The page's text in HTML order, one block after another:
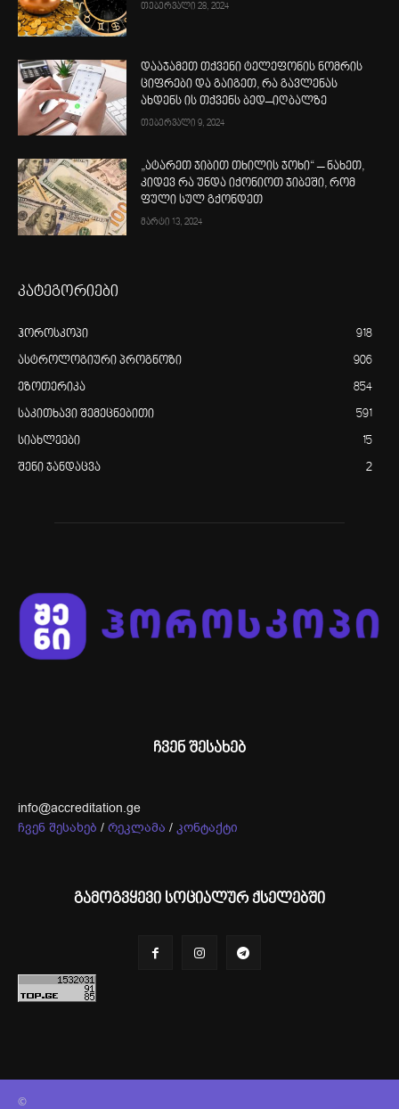
თებერვალი 28, 2024
დააჯამეთ თქვენი ტელეფონის ნომრის
ციფრები და გაიგეთ, რა გავლენას
ახდენს ის თქვენს ბედ–იღბალზე
თებერვალი 9, 2024
„ატარეთ ჯიბით თხილის ჯოხი“ – ნახეთ,
კიდევ რა უნდა იქონიოთ ჯიბეში, რომ
ფული სულ გქონდეთ
მარტი 13, 2024
კატეგორიები
ჰოროსკოპი 918
ასტროლოგიური პროგნოზი 906
ეზოთერიკა 854
საკითხავი შემეცნებითი 591
სიახლეები 15
შენი ჯანდაცვა 2
ჩვენ შესახებ
info@accreditation.ge
ჩვენ შესახებ / რეკლამა / კონტაქტი
გამოგვყევი სოციალურ ქსელებში
©